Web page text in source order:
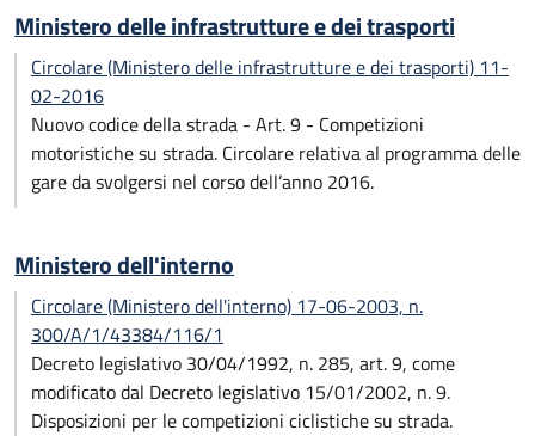
Ministero delle infrastrutture e dei trasporti
Circolare (Ministero delle infrastrutture e dei trasporti) 11-
02-2016
Nuovo codice della strada - Art. 9 - Competizioni
motoristiche su strada. Circolare relativa al programma delle
gare da svolgersi nel corso dell’anno 2016.
Ministero dell'interno
Circolare (Ministero dell'interno) 17-06-2003, n.
300/A/1/43384/116/1
Decreto legislativo 30/04/1992, n. 285, art. 9, come
modificato dal Decreto legislativo 15/01/2002, n. 9.
Disposizioni per le competizioni ciclistiche su strada.